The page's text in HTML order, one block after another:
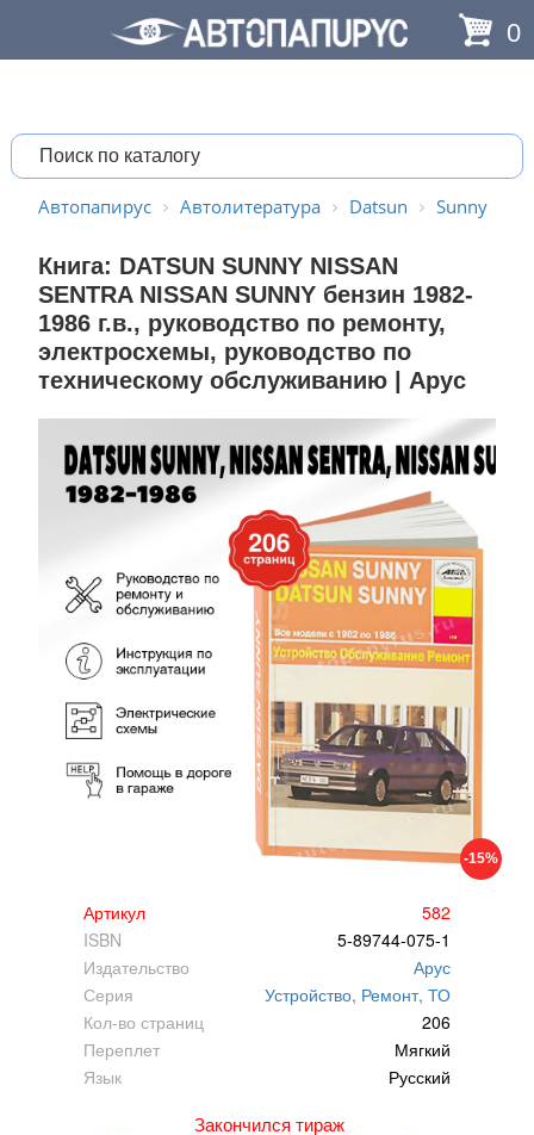
0
Автопапирус Автолитература Datsun Sunny
Книга: DATSUN SUNNY NISSAN
SENTRA NISSAN SUNNY бензин 1982-
1986 г.в., руководство по ремонту,
электросхемы, руководство по
техническому обслуживанию | Арус
-15%
Артикул
582
ISBN
5-89744-075-1
Издательство
Арус
Серия
Устройство, Ремонт, ТО
Кол-во страниц
206
Переплет
Мягкий
Язык
Русский
Закончился тираж